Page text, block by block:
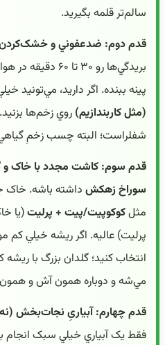
سالم‌تر قلمه بگيريد.
قدم دوم: ضدعفوني و
بريدگي‌ها رو ۳۰
پينه ببنده. اگر داريد، مي‌تونيد
(مثل کاربندازيم) روي زخم‌ها
شفلراست؛ البته چسب زخمِ
قدم سوم: کاشت مجدد با خاک و
سوراخ زهکش داشته باشه. خاک
مثلکوکوپيت/پيت + پرليت(يا
پرليت) عاليه. اگر ريشه خيلي کم
انتخاب کنيد؛ گلدان بزرگ با
مي‌شه و دوباره همون آش و
قدم چهارم: آبياریِ نجات‌بخش
فقط يک آبياري خيلي سبک انجام